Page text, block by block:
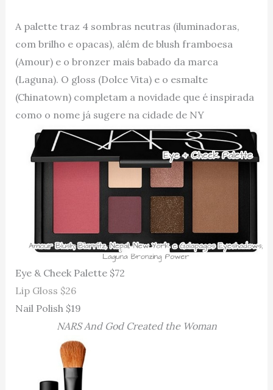
A palette traz 4 sombras neutras (iluminadoras,
com brilho e opacas), além de blush framboesa
(Amour) e o bronzer mais babado da marca
(Laguna). O gloss (Dolce Vita) e o esmalte
(Chinatown) completam a novidade que é inspirada
como o nome já sugere na cidade de NY
Eye & Cheek Palette $72
Lip Gloss $26
Nail Polish $19
NARSAnd God Created the Woman